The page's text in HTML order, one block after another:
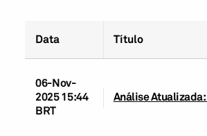
Data Título
06-Nov-
2025 15:44
BRT
Análise Atualizada: